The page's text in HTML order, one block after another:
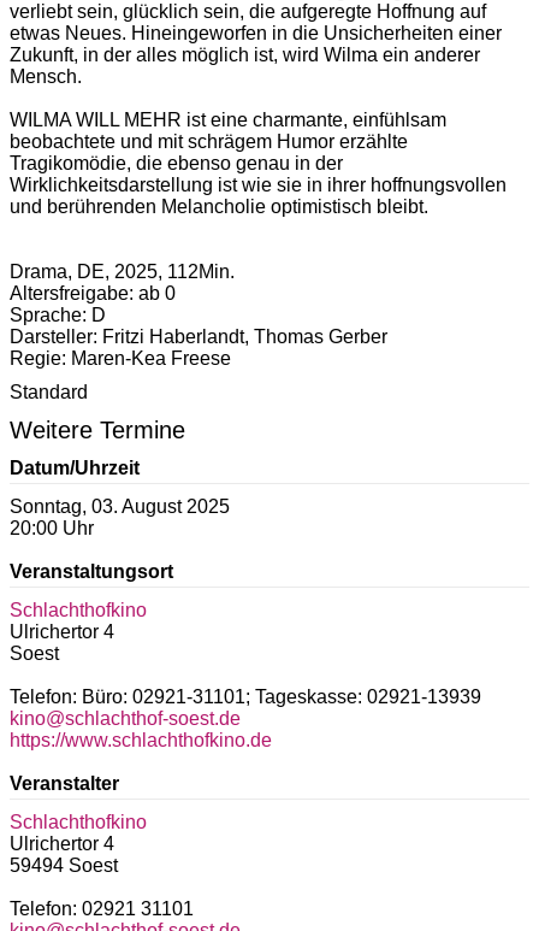
verliebt sein, glücklich sein, die aufgeregte Hoffnung auf
etwas Neues. Hineingeworfen in die Unsicherheiten einer
Zukunft, in der alles möglich ist, wird Wilma ein anderer
Mensch.
WILMA WILL MEHR ist eine charmante, einfühlsam
beobachtete und mit schrägem Humor erzählte
Tragikomödie, die ebenso genau in der
Wirklichkeitsdarstellung ist wie sie in ihrer hoffnungsvollen
und berührenden Melancholie optimistisch bleibt.
Drama, DE, 2025, 112Min.
Altersfreigabe: ab 0
Sprache: D
Darsteller: Fritzi Haberlandt, Thomas Gerber
Regie: Maren-Kea Freese
Standard
Weitere Termine
Datum/Uhrzeit
Sonntag, 03. August 2025
20:00 Uhr
Veranstaltungsort
Schlachthofkino
Ulrichertor 4
Soest
Telefon: Büro: 02921-31101; Tageskasse: 02921-13939
kino@schlachthof-soest.de
https://www.schlachthofkino.de
Veranstalter
Schlachthofkino
Ulrichertor 4
59494 Soest
Telefon: 02921 31101